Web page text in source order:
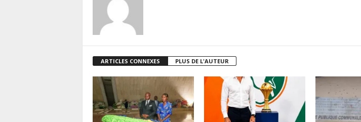
ARTICLES CONNEXES PLUS DE L'AUTEUR